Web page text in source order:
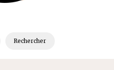
Rechercher